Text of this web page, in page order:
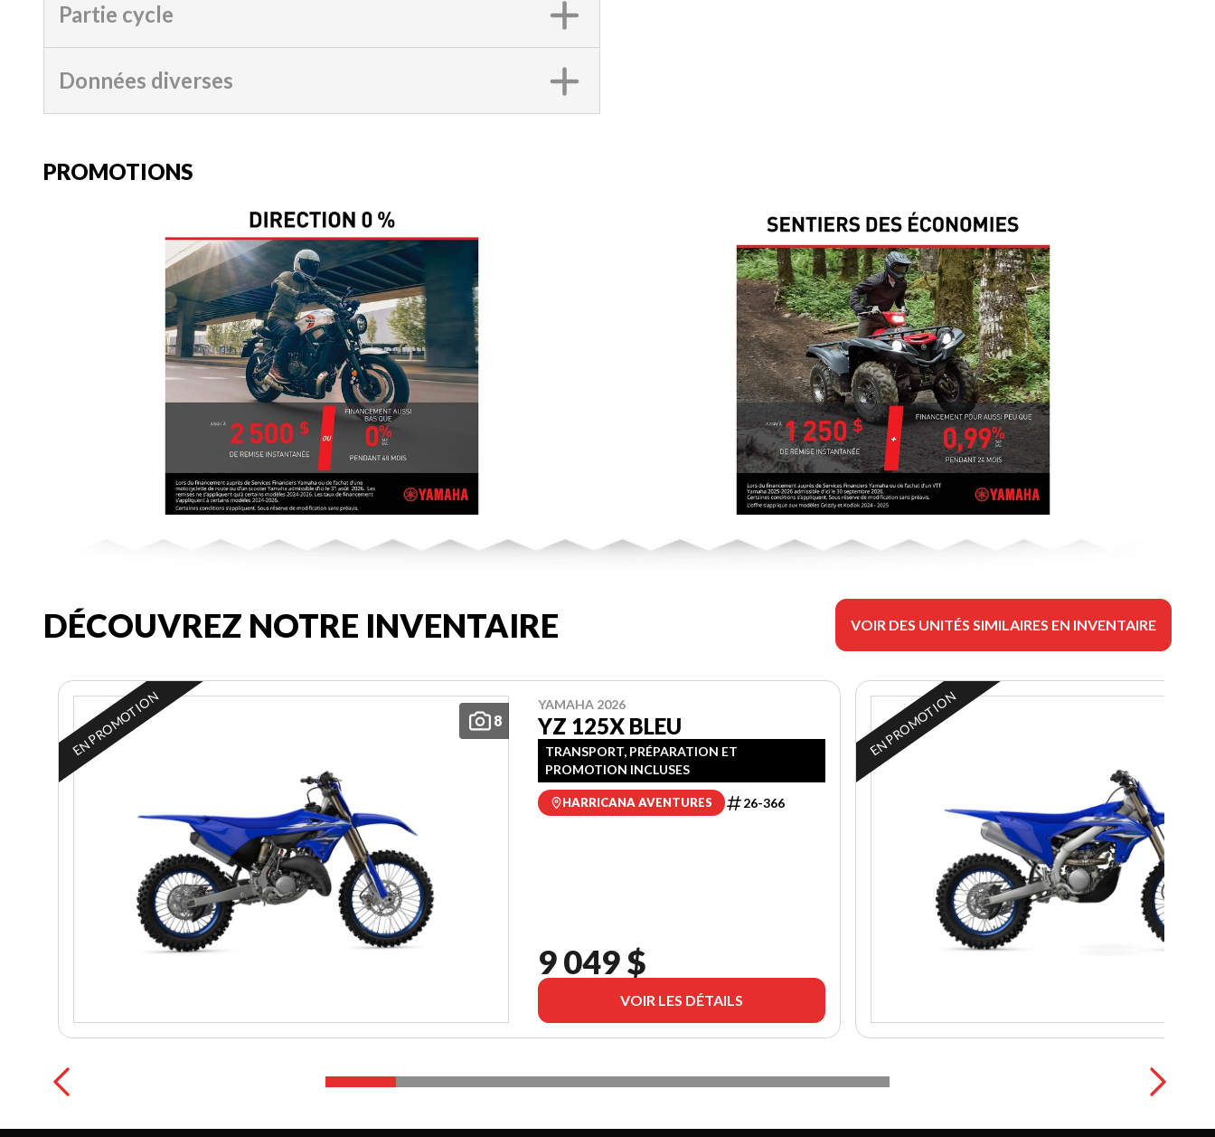
Partie cycle
Données diverses
PROMOTIONS
DÉCOUVREZ NOTRE INVENTAIRE VOIR DES UNITÉS SIMILAIRES EN INVENTAIRE
8
EN PROMOTION YAMAHA 2026
YZ 125X BLEU
TRANSPORT, PRÉPARATION ET
PROMOTION INCLUSES
HARRICANA AVENTURES 26-366
9 049 $
VOIR LES DÉTAILS
EN PROMOTION